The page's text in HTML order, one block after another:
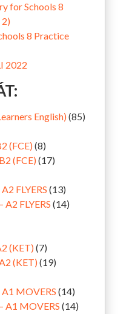
for Schools 8
8 Practice
2022
English) (85)
(FCE) (8)
(FCE) (17)
FLYERS (13)
A2 FLYERS (14)
(KET) (7)
(KET) (19)
A1 MOVERS (14)
A1 MOVERS (14)